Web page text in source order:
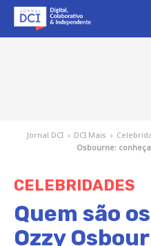
Jornal DCI › DCI Mais ›
Osbourne:
CELEBRIDADES
Quem são
Ozzy